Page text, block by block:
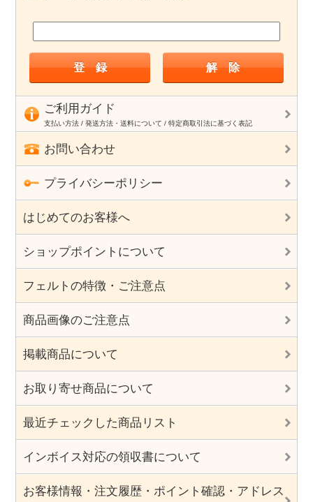
ご利用ガイド
支払い方法 / 発送方法・送料について / 特定商取引法に基づく表記
お問い合わせ
プライバシーポリシー
はじめてのお客様へ
ショップポイントについて
フェルトの特徴・ご注意点
商品画像のご注意点
掲載商品について
お取り寄せ商品について
最近チェックした商品リスト
インボイス対応の領収書について
お客様情報・注文履歴・ポイント確認・アドレス